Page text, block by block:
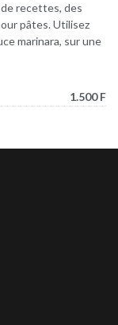
recettes, des
pâtes. Utilisez
marinara, sur une
1.500 F